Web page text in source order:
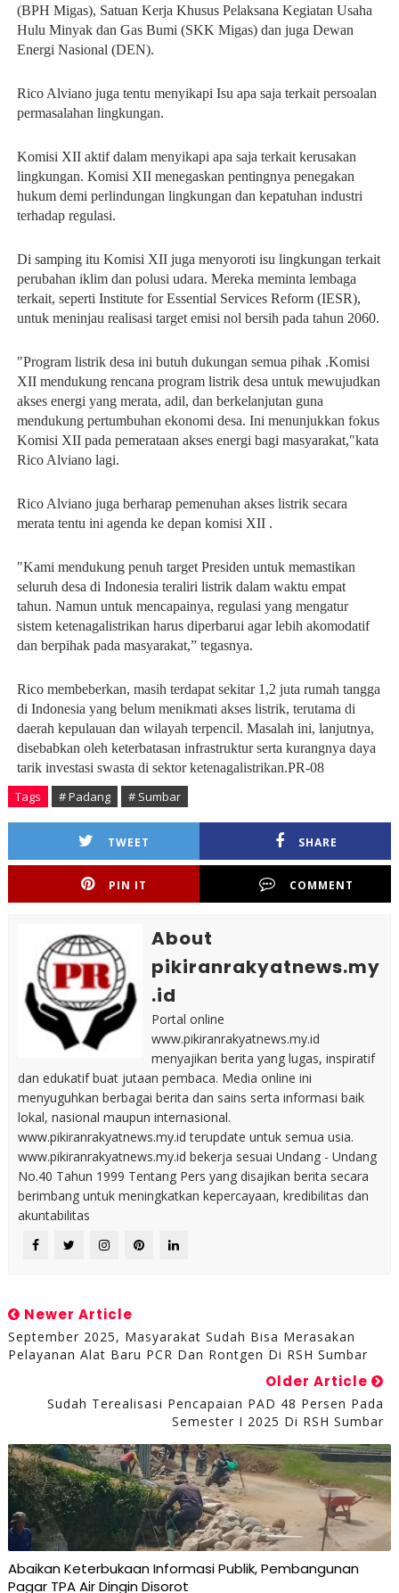
(BPH Migas), Satuan Kerja Khusus Pelaksana Kegiatan Usaha
Hulu Minyak dan Gas Bumi (SKK Migas) dan juga Dewan
Energi Nasional (DEN).
Rico Alviano juga tentu menyikapi Isu apa saja terkait persoalan
permasalahan lingkungan.
Komisi XII aktif dalam menyikapi apa saja terkait kerusakan
lingkungan. Komisi XII menegaskan pentingnya penegakan
hukum demi perlindungan lingkungan dan kepatuhan industri
terhadap regulasi.
Di samping itu Komisi XII juga menyoroti isu lingkungan terkait
perubahan iklim dan polusi udara. Mereka meminta lembaga
terkait, seperti Institute for Essential Services Reform (IESR),
untuk meninjau realisasi target emisi nol bersih pada tahun 2060.
"Program listrik desa ini butuh dukungan semua pihak .Komisi
XII mendukung rencana program listrik desa untuk mewujudkan
akses energi yang merata, adil, dan berkelanjutan guna
mendukung pertumbuhan ekonomi desa. Ini menunjukkan fokus
Komisi XII pada pemerataan akses energi bagi masyarakat,"kata
Rico Alviano lagi.
Rico Alviano juga berharap pemenuhan akses listrik secara
merata tentu ini agenda ke depan komisi XII .
"Kami mendukung penuh target Presiden untuk memastikan
seluruh desa di Indonesia teraliri listrik dalam waktu empat
tahun. Namun untuk mencapainya, regulasi yang mengatur
sistem ketenagalistrikan harus diperbarui agar lebih akomodatif
dan berpihak pada masyarakat,” tegasnya.
Rico membeberkan, masih terdapat sekitar 1,2 juta rumah tangga
di Indonesia yang belum menikmati akses listrik, terutama di
daerah kepulauan dan wilayah terpencil. Masalah ini, lanjutnya,
disebabkan oleh keterbatasan infrastruktur serta kurangnya daya
tarik investasi swasta di sektor ketenagalistrikan.PR-08
Tags # Padang # Sumbar
TWEET SHARE
PIN IT COMMENT
About
pikiranrakyatnews.my
.id
Portal online
www.pikiranrakyatnews.my.id
menyajikan berita yang lugas, inspiratif
dan edukatif buat jutaan pembaca. Media online ini
menyuguhkan berbagai berita dan sains serta informasi baik
lokal, nasional maupun internasional.
www.pikiranrakyatnews.my.id terupdate untuk semua usia.
www.pikiranrakyatnews.my.id bekerja sesuai Undang - Undang
No.40 Tahun 1999 Tentang Pers yang disajikan berita secara
berimbang untuk meningkatkan kepercayaan, kredibilitas dan
akuntabilitas
Newer Article
September 2025, Masyarakat Sudah Bisa Merasakan
Pelayanan Alat Baru PCR Dan Rontgen Di RSH Sumbar
Older Article
Sudah Terealisasi Pencapaian PAD 48 Persen Pada
Semester I 2025 Di RSH Sumbar
Abaikan Keterbukaan Informasi Publik, Pembangunan
Pagar TPA Air Dingin Disorot